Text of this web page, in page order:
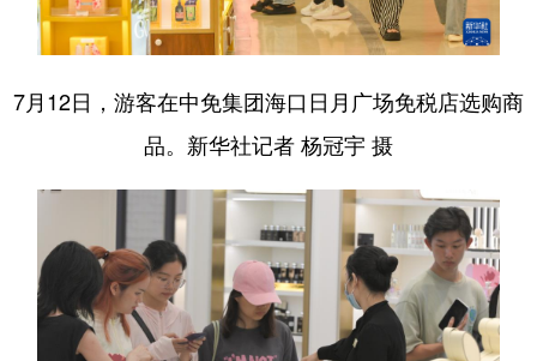
7月12日，游客在中免集团海口日月广场免税店选购商
品。新华社记者 杨冠宇 摄